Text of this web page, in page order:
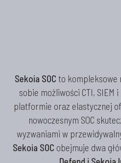
Sekoia SOC to kompleksowe
sobie możliwości CTI, SIEM
platformie oraz elastycznej
nowoczesnym SOC
wyzwaniami w
Sekoia SOC obejmuje dwa